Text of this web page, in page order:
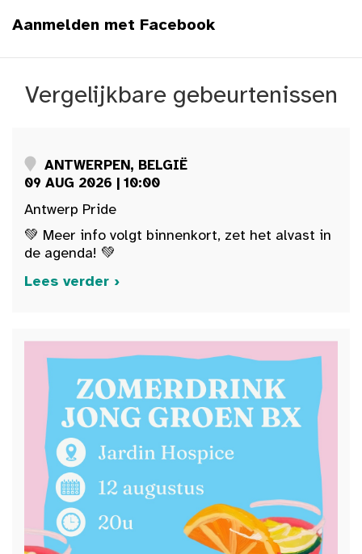
Aanmelden met Facebook
Vergelijkbare gebeurtenissen
ANTWERPEN, BELGIË
09 AUG 2026 | 10:00
Antwerp Pride
💚 Meer info volgt binnenkort, zet het alvast in
de agenda! 💚
Lees verder ›